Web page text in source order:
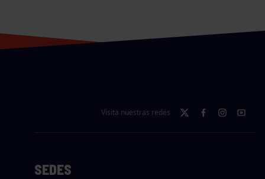
Visita nuestras redes
SEDES